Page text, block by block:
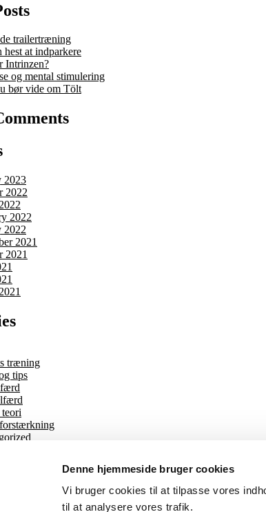
Denne hjemmeside bruger cookies
Vi bruger cookies til at tilpasse vores
til at analysere vores trafik.
trailertræning
at indparkere
Intrinzen?
og mental stimulering
bør vide om Tölt
2023
2022
2022
2022
2021
2021
træning
tips